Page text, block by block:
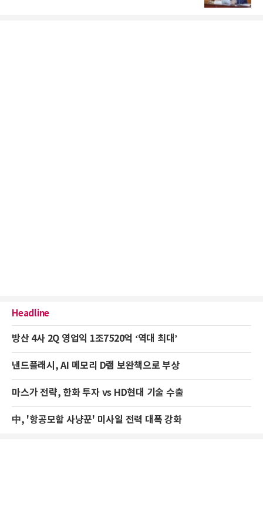
Headline
방산 4사 2Q 영업익 1조7520억 ‘역대 최대’
낸드플래시, AI 메모리 D램 보완책으로 부상
마스가 전략, 한화 투자 vs HD현대 기술 수출
中, '항공모함 사냥꾼' 미사일 전력 대폭 강화